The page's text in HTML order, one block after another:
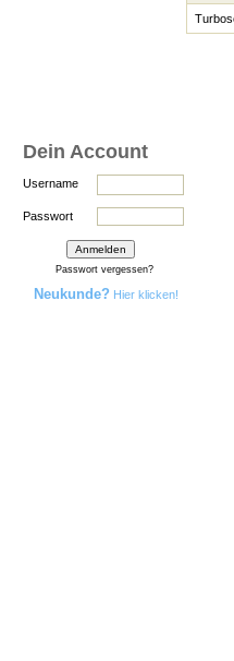
Dein Account
Username
Passwort
Passwort vergessen?
Neukunde? Hier klicken!